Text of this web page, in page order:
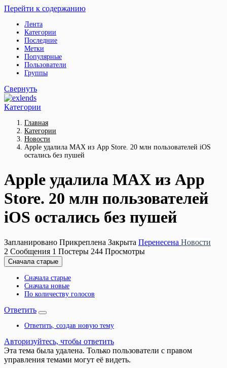
Перейти к содержанию
Лента
Категории
Последние
Метки
Популярные
Пользователи
Группы
Свернуть
Категории
Главная
Категории
Новости
Apple удалила MAX из App Store. 20 млн пользователей iOS
остались без пушей
Apple удалила MAX из App
Store. 20 млн пользователей
iOS остались без пушей
Запланировано Прикреплена Закрыта Перенесена Новости
2 Сообщения 1 Постеры 244 Просмотры
Сначала старые
Сначала старые
Сначала новые
По количеству голосов
Ответить
Ответить, создав новую тему
Авторизуйтесь, чтобы ответить
Эта тема была удалена. Только пользователи с правом
управления темами могут её видеть.